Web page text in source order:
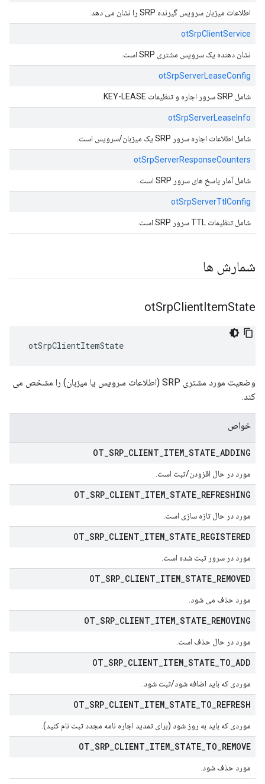
اطلاعات میزبان سرویس گیرنده SRP را نشان می دهد.
otSrpClientService
نشان دهنده یک سرویس مشتری SRP است.
otSrpServerLeaseConfig
شامل SRP سرور اجاره و تنظیمات KEY-LEASE.
otSrpServerLeaseInfo
شامل اطلاعات اجاره سرور SRP یک میزبان/سرویس است.
otSrpServerResponseCounters
شامل آمار پاسخ های سرور SRP است.
otSrpServerTtlConfig
شامل تنظیمات TTL سرور SRP است.
شمارش ها
otSrpClientItemState
otSrpClientItemState
وضعیت مورد مشتری SRP (اطلاعات سرویس یا میزبان) را مشخص می
کند.
خواص
OT SRP CLIENT ITEM STATE ADDING
مورد در حال افزودن/ثبت است.
OT SRP CLIENT ITEM STATE REFRESHING
مورد در حال تازه سازی است.
OT SRP CLIENT ITEM STATE REGISTERED
مورد در سرور ثبت شده است.
OT SRP CLIENT ITEM STATE REMOVED
مورد حذف می شود.
OT SRP CLIENT ITEM STATE REMOVING
مورد در حال حذف است.
OT SRP CLIENT ITEM STATE TO ADD
موردی که باید اضافه شود/ثبت شود.
OT SRP CLIENT ITEM STATE TO REFRESH
موردی که باید به روز شود (برای تمدید اجاره نامه مجدد ثبت نام کنید).
OT SRP CLIENT ITEM STATE TO REMOVE
مورد حذف شود.